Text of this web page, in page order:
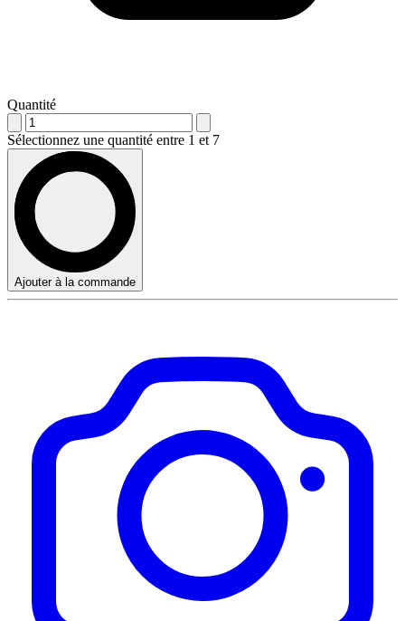
Quantité
Sélectionnez une quantité entre 1 et 7
Ajouter à la commande